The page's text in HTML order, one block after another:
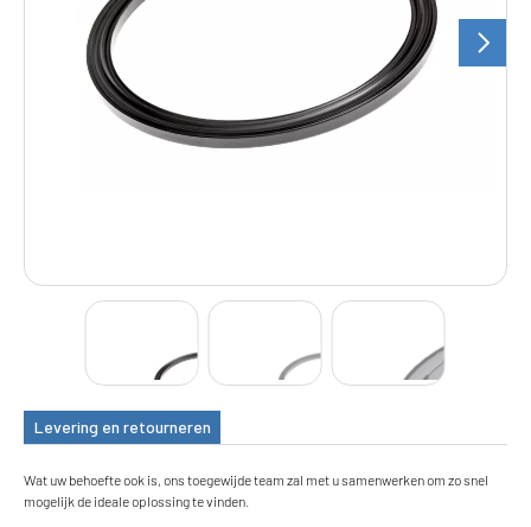
Levering en retourneren
Wat uw behoefte ook is, ons toegewijde team zal met u samenwerken om zo snel
mogelijk de ideale oplossing te vinden.